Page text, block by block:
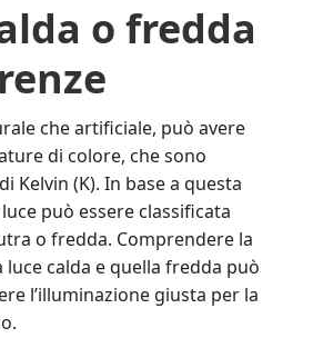
o fredda
che artificiale, può avere
di colore, che sono
Kelvin (K). In base a questa
può essere classificata
o fredda. Comprendere la
calda e quella fredda può
l’illuminazione giusta per la